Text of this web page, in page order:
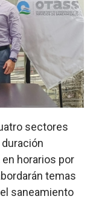
sectores
horarios por
temas
saneamiento